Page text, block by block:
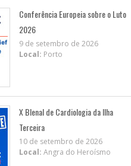
Conferência Europeia sobre o Luto
2026
9 de setembro de 2026
Local: Porto
X BIenal de Cardiologia da Ilha
Terceira
10 de setembro de 2026
Local: Angra do Heroísmo